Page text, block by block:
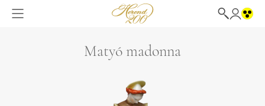
Matyó madonna